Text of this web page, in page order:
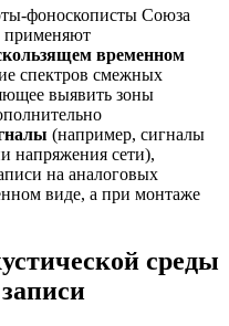
фоноскописты Союза
применяют
временном
спектров смежных
выявить зоны
(например, сигналы
напряжения сети),
на аналоговых
виде, а при монтаже
среды